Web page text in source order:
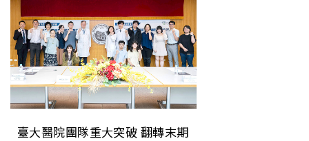
臺大醫院團隊重大突破 翻轉末期